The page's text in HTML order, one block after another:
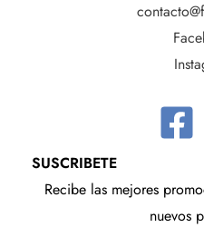
SUSCRIBETE
Recibe las mejores
nuevos